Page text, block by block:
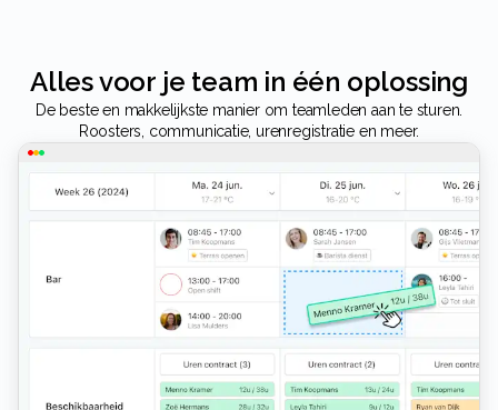
Alles voor je team in één oplossing
De beste en makkelijkste manier om teamleden aan te sturen.
Roosters, communicatie, urenregistratie en meer.